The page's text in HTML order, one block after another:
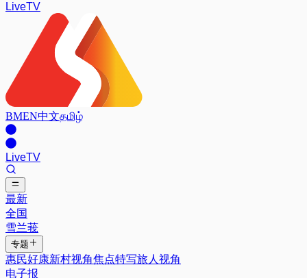
LiveTV
BMEN中文தமிழ்
LiveTV
最新
全国
雪兰莪
专题
惠民好康新村视角焦点特写旅人视角
电子报